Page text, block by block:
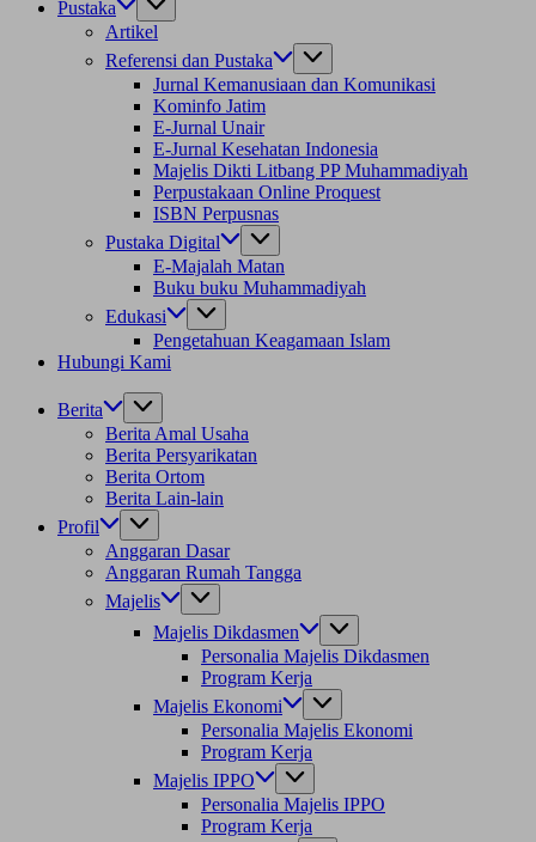
Pustaka
Artikel
Referensi dan Pustaka
Jurnal Kemanusiaan dan Komunikasi
Kominfo Jatim
E-Jurnal Unair
E-Jurnal Kesehatan Indonesia
Majelis Dikti Litbang PP Muhammadiyah
Perpustakaan Online Proquest
ISBN Perpusnas
Pustaka Digital
E-Majalah Matan
Buku buku Muhammadiyah
Edukasi
Pengetahuan Keagamaan Islam
Hubungi Kami
Berita
Berita Amal Usaha
Berita Persyarikatan
Berita Ortom
Berita Lain-lain
Profil
Anggaran Dasar
Anggaran Rumah Tangga
Majelis
Majelis Dikdasmen
Personalia Majelis Dikdasmen
Program Kerja
Majelis Ekonomi
Personalia Majelis Ekonomi
Program Kerja
Majelis IPPO
Personalia Majelis IPPO
Program Kerja